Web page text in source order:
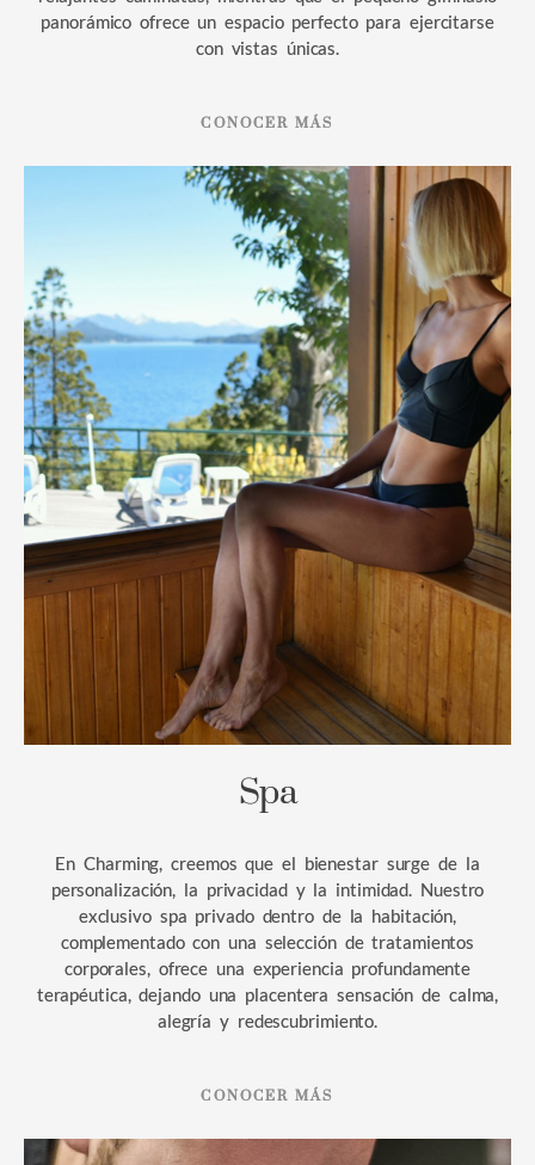
panorámico ofrece un espacio perfecto para ejercitarse
con vistas únicas.
CONOCER MÁS
Spa
En Charming, creemos que el bienestar surge de la
personalización, la privacidad y la intimidad. Nuestro
exclusivo spa privado dentro de la habitación,
complementado con una selección de tratamientos
corporales, ofrece una experiencia profundamente
terapéutica, dejando una placentera sensación de calma,
alegría y redescubrimiento.
CONOCER MÁS